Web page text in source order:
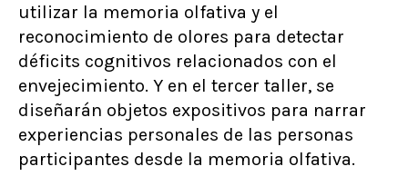
utilizar la memoria olfativa y el
reconocimiento de olores para detectar
déficits cognitivos relacionados con el
envejecimiento. Y en el tercer taller, se
diseñarán objetos expositivos para narrar
experiencias personales de las personas
participantes desde la memoria olfativa.